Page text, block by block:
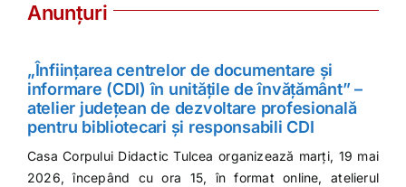
Anunțuri
„Înființarea centrelor de documentare și
informare (CDI) în unitățile de învățământ” –
atelier județean de dezvoltare profesională
pentru bibliotecari și responsabili CDI
Casa Corpului Didactic Tulcea organizează marți, 19 mai
2026, începând cu ora 15, în format online, atelierul